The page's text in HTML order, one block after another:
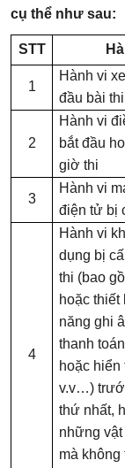
cụ thể như sau:
STT
1
Hành vi
đầu bài thi
2
Hành vi
bắt đầu
giờ thi
3
Hành vi
điện tử bị
4
Hành vi
dụng bị
thi (bao
hoặc
năng ghi
thanh
hoặc
v.v…)
thứ nhất,
những
mà